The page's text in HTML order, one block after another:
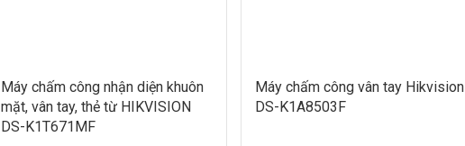
Máy chấm công nhận diện khuôn
mặt, vân tay, thẻ từ HIKVISION
DS-K1T671MF
Máy chấm công vân tay Hikvision
DS-K1A8503F